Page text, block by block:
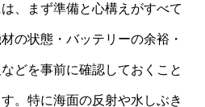
、まず準備と心構えがすべて
の状態・バッテリーの余裕・
どを事前に確認しておくこと
。特に海面の反射や水しぶき